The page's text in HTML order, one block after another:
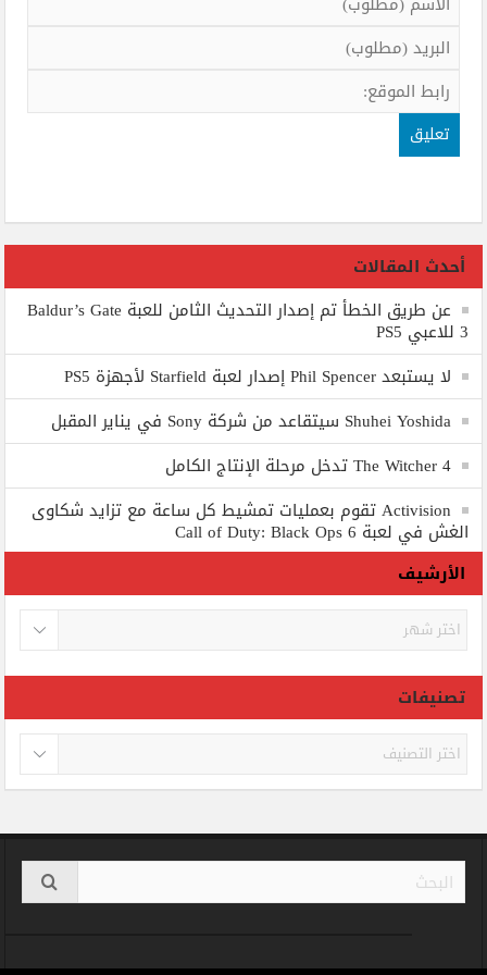
أحدث المقالات
عن طريق الخطأ تم إصدار التحديث الثامن للعبة Baldur’s Gate
3 للاعبي PS5
لا يستبعد Phil Spencer إصدار لعبة Starfield لأجهزة PS5
Shuhei Yoshida سيتقاعد من شركة Sony في يناير المقبل
The Witcher 4 تدخل مرحلة الإنتاج الكامل
Activision تقوم بعمليات تمشيط كل ساعة مع تزايد شكاوى
الغش في لعبة Call of Duty: Black Ops 6
الأرشيف
الأرشيف
تصنيفات
تصنيفات